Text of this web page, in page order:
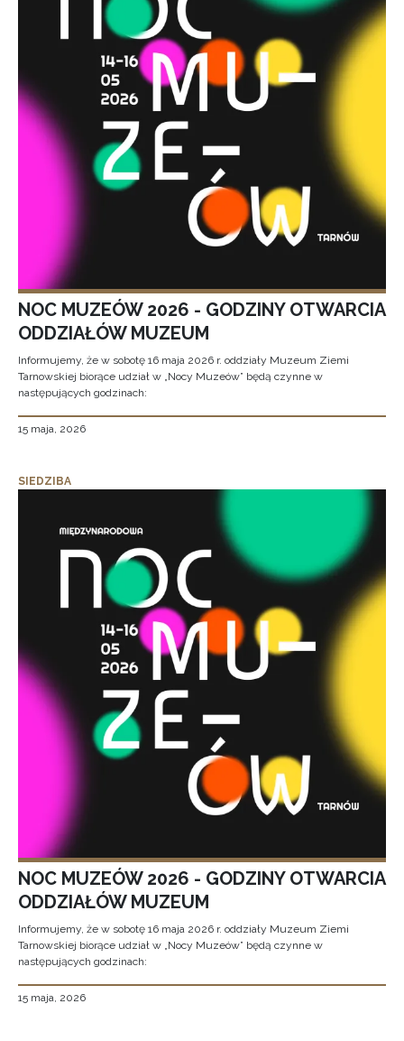
NOC MUZEÓW 2026 - GODZINY OTWARCIA
ODDZIAŁÓW MUZEUM
Informujemy, że w sobotę 16 maja 2026 r. oddziały Muzeum Ziemi
Tarnowskiej biorące udział w „Nocy Muzeów” będą czynne w
następujących godzinach:
15 maja, 2026
SIEDZIBA
NOC MUZEÓW 2026 - GODZINY OTWARCIA
ODDZIAŁÓW MUZEUM
Informujemy, że w sobotę 16 maja 2026 r. oddziały Muzeum Ziemi
Tarnowskiej biorące udział w „Nocy Muzeów” będą czynne w
następujących godzinach:
15 maja, 2026